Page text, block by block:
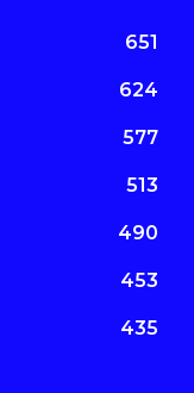
651
624
577
513
490
453
435